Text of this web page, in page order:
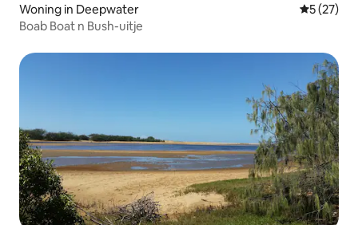
Woning in Deepwater
5 (27)
Boab Boat n Bush-uitje